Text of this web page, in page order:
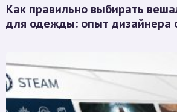
Как правильно выбирать
для одежды: опыт